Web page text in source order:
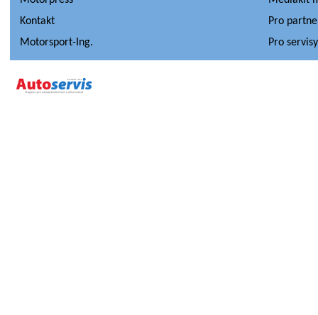
Kontakt
Pro
Motorsport-Ing.
Pro servisy